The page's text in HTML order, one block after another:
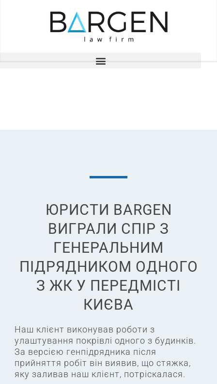
ЮРИСТИ BARGEN
ВИГРАЛИ СПІР З
ГЕНЕРАЛЬНИМ
ПІДРЯДНИКОМ ОДНОГО
З ЖК У ПЕРЕДМІСТІ
КИЄВА
Наш клієнт виконував роботи з
улаштування покрівлі одного з будинків.
За версією генпідрядника після
прийняття робіт він виявив, що стяжка,
яку заливав наш клієнт, потріскалася.